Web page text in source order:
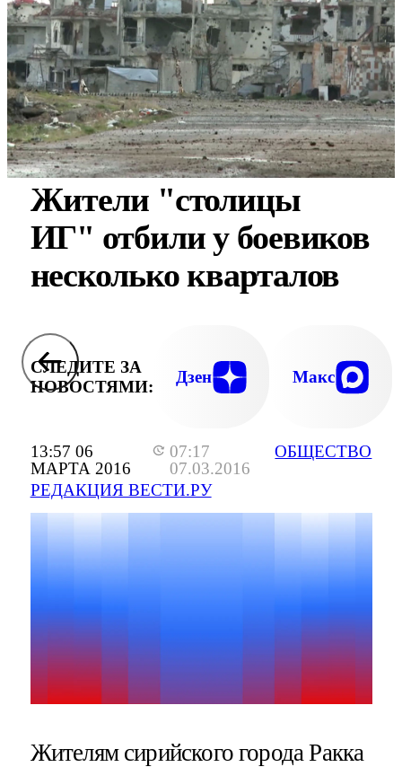
13:57 06
МАРТА 2016
07:17
07.03.2016
РЕДАКЦИЯ ВЕСТИ.РУ
ОБЩЕСТВО
Жители "столицы
ИГ" отбили у боевиков
несколько кварталов
СЛЕДИТЕ ЗА
НОВОСТЯМИ:
Дзен Макс
Жителям сирийского города Ракка